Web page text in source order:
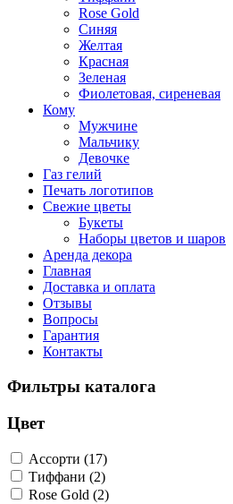
Rose Gold
Синяя
Желтая
Красная
Зеленая
Фиолетовая, сиреневая
Кому
Мужчине
Мальчику
Девочке
Газ гелий
Печать логотипов
Свежие цветы
Букеты
Наборы цветов и шаров
Аренда декора
Главная
Доставка и оплата
Отзывы
Вопросы
Гарантия
Контакты
Фильтры каталога
Цвет
Ассорти (17)
Тиффани (2)
Rose Gold (2)